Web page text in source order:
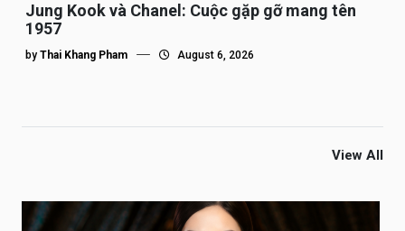
Jung Kook và Chanel: Cuộc gặp gỡ mang tên
1957
by Thai Khang Pham August 6, 2026
View All